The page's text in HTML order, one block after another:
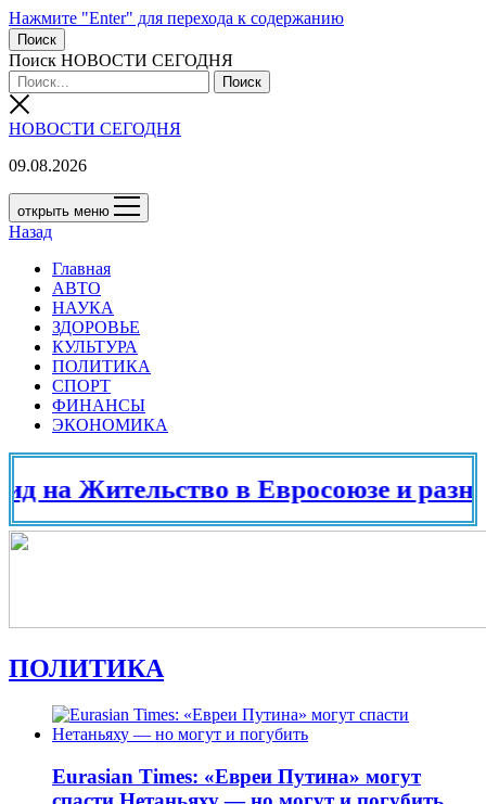
Нажмите "Enter" для перехода к содержанию
Поиск
Поиск НОВОСТИ СЕГОДНЯ
НОВОСТИ СЕГОДНЯ
09.08.2026
открыть меню
Назад
Главная
АВТО
НАУКА
ЗДОРОВЬЕ
КУЛЬТУРА
ПОЛИТИКА
СПОРТ
ФИНАНСЫ
ЭКОНОМИКА
Жительство в Евросоюзе и разных
ПОЛИТИКА
Eurasian Times: «Евреи Путина» могут